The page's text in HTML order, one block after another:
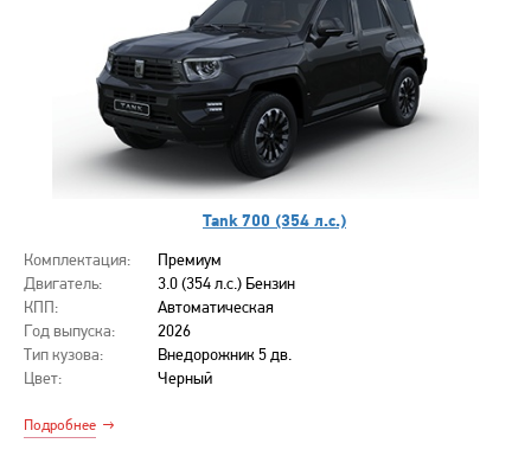
Tank 700 (354 л.с.)
Комплектация:
Премиум
Двигатель:
3.0 (354 л.с.) Бензин
КПП:
Автоматическая
Год выпуска:
2026
Тип кузова:
Внедорожник 5 дв.
Цвет:
Черный
Подробнее